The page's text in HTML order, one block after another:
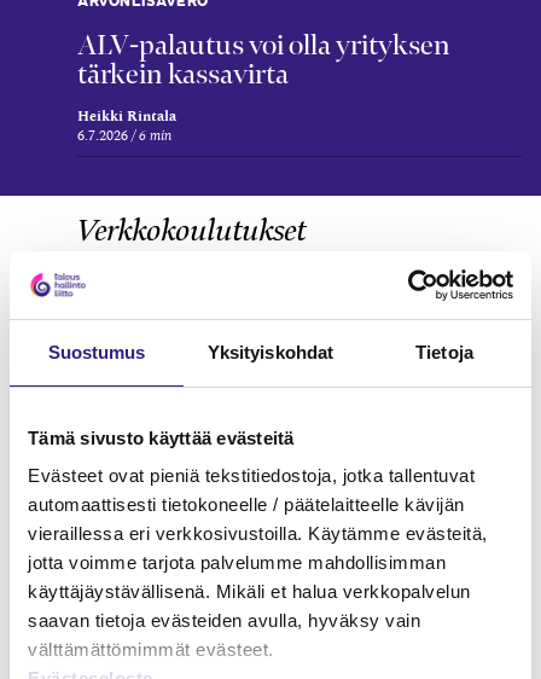
Suostumus Yksityiskohdat Tietoja
Tämä sivusto käyttää evästeitä
Evästeet ovat pieniä tekstitiedostoja, jotka tallentuvat
automaattisesti tietokoneelle / päätelaitteelle kävijän
vieraillessa eri verkkosivustoilla. Käytämme evästeitä,
jotta voimme tarjota palvelumme mahdollisimman
käyttäjäystävällisenä. Mikäli et halua verkkopalvelun
saavan tietoja evästeiden avulla, hyväksy vain
välttämättömimmät evästeet.
ALV-palautus voi olla yrityksen
tärkein kassavirta
Heikki Rintala
6.7.2026 6 min
Verkkokoulutukset
KIRJANPITO